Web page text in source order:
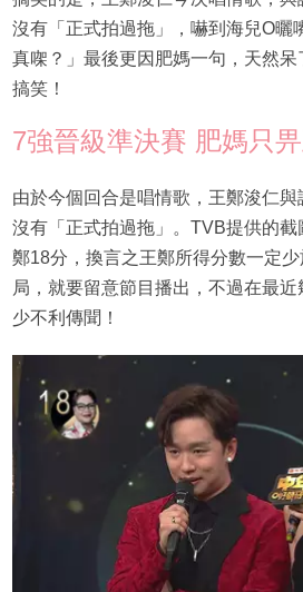
沒有「正式拍過拖」，嚇到海兒O曬
真㗎？」最後更因肥媽一句，天然
搞笑！
7強晉級準決賽 肥媽只
由於今個回合是唱情歌，王鄭浚仁
沒有「正式拍過拖」。TVB提供的
鄭18分，換言之王鄭所得分數一定
局，就要留意節目播出，不過在最
少不利傳聞！